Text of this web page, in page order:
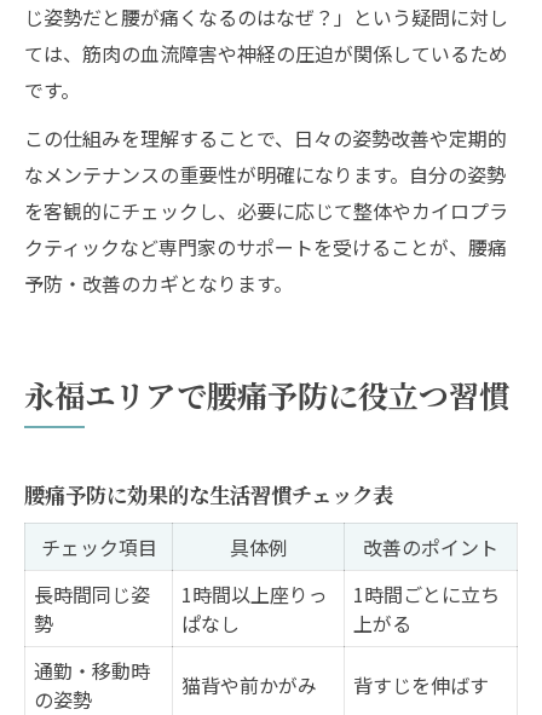
じ姿勢だと腰が痛くなるのはなぜ？」という疑問に対し
ては、筋肉の血流障害や神経の圧迫が関係しているため
です。
この仕組みを理解することで、日々の姿勢改善や定期的
なメンテナンスの重要性が明確になります。自分の姿勢
を客観的にチェックし、必要に応じて整体やカイロプラ
クティックなど専門家のサポートを受けることが、腰痛
予防・改善のカギとなります。
永福エリアで腰痛予防に役立つ習慣
腰痛予防に効果的な生活習慣チェック表
チェック項目 具体例
改善のポイント
長時間同じ姿
勢
1時間以上座りっ
ぱなし
1時間ごとに立ち
上がる
通勤・移動時
の姿勢
猫背や前かがみ 背すじを伸ばす